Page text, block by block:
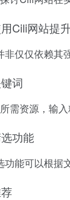
Cili网站提
仅仅依赖其
词
需资源，输
功能
能可以根据